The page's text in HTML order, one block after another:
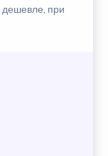
дешевле, при